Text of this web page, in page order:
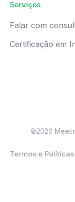
Serviços
Falar com
Certificação em
©2026
Termos e Políticas